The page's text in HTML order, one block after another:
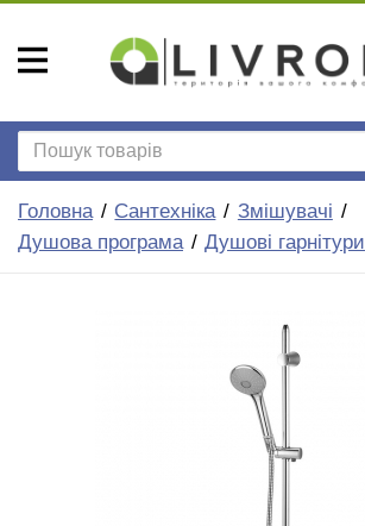
Головна Сантехніка
Змішувачі
Душова програма
Душові гарнітури